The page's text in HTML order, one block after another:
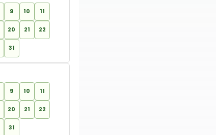
9 10 11
20 21 22
31
9 10 11
20 21 22
31